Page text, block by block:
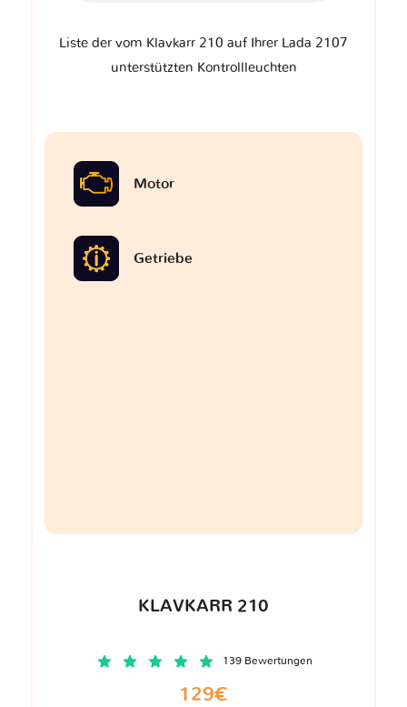
Liste der vom Klavkarr 210 auf Ihrer Lada 2107
unterstützten Kontrollleuchten
Motor
Getriebe
KLAVKARR 210
139 Bewertungen
129€